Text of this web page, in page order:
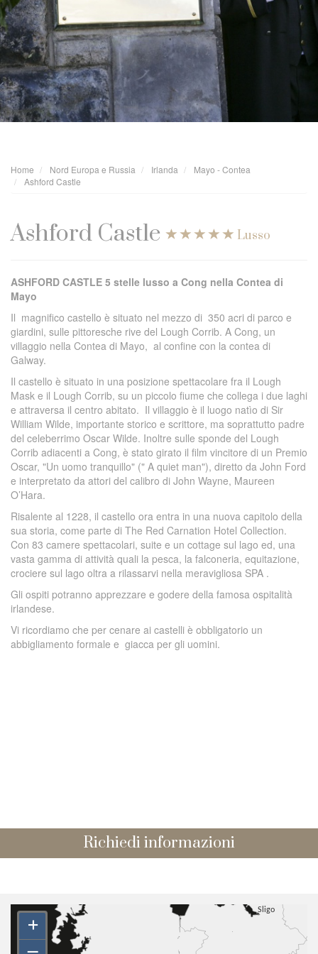
Home Nord Europa e Russia Irlanda
Mayo - Contea
Ashford Castle
Ashford Castle Lusso
ASHFORD CASTLE 5 stelle lusso a Cong nella Contea di
Mayo
Il magnifico castello è situato nel mezzo di 350 acri di parco e
giardini, sulle pittoresche rive del Lough Corrib. A Cong, un
villaggio nella Contea di Mayo, al confine con la contea di
Galway.
Il castello è situato in una posizione spettacolare fra il Lough
Mask e il Lough Corrib, su un piccolo fiume che collega i due laghi
e attraversa il centro abitato. Il villaggio è il luogo natìo di Sir
William Wilde, importante storico e scrittore, ma soprattutto padre
del celeberrimo Oscar Wilde. Inoltre sulle sponde del Lough
Corrib adiacenti a Cong, è stato girato il film vincitore di un Premio
Oscar, "Un uomo tranquillo" (" A quiet man"), diretto da John Ford
e interpretato da attori del calibro di John Wayne, Maureen
O’Hara.
Risalente al 1228, il castello ora entra in una nuova capitolo della
sua storia, come parte di The Red Carnation Hotel Collection.
Con 83 camere spettacolari, suite e un cottage sul lago ed, una
vasta gamma di attività quali la pesca, la falconeria, equitazione,
crociere sul lago oltra a rilassarvi nella meravigliosa SPA .
Gli ospiti potranno apprezzare e godere della famosa ospitalità
irlandese.
Vi ricordiamo che per cenare ai castelli è obbligatorio un
abbigliamento formale e giacca per gli uomini.
Richiedi informazioni
+